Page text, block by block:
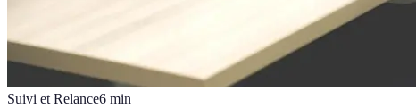
Suivi et Relance6 min